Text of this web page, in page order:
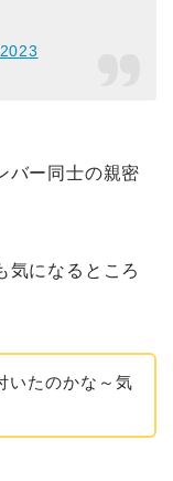
バー同士の親密
気になるところ
いたのかな～気